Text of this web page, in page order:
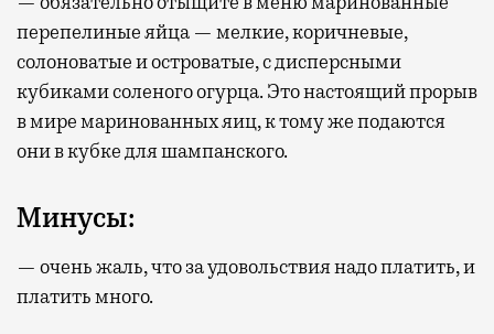
перепелиные яйца — мелкие, коричневые,
солоноватые и островатые, с дисперсными
кубиками соленого огурца. Это настоящий прорыв
в мире маринованных яиц, к тому же подаются
они в кубке для шампанского.
Минусы:
— очень жаль, что за удовольствия надо платить, и
платить много.